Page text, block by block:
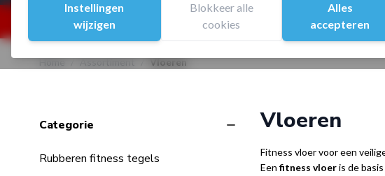
Instellingen
wijzigen
Blokkeer alle
cookies
Alles
accepteren
25% korting ivm vakantiesluiting. Gebruik code:
Home / Assortiment / Vloeren
Categorie
Rubberen fitness tegels
Vloeren
Fitness vloer voor een
Een fitness vloeris de